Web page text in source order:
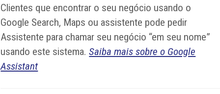
Clientes que encontrar o seu negócio usando o
Google Search, Maps ou assistente pode pedir
Assistente para chamar seu negócio “em seu nome”
usando este sistema.Saiba mais sobre o Google
Assistant